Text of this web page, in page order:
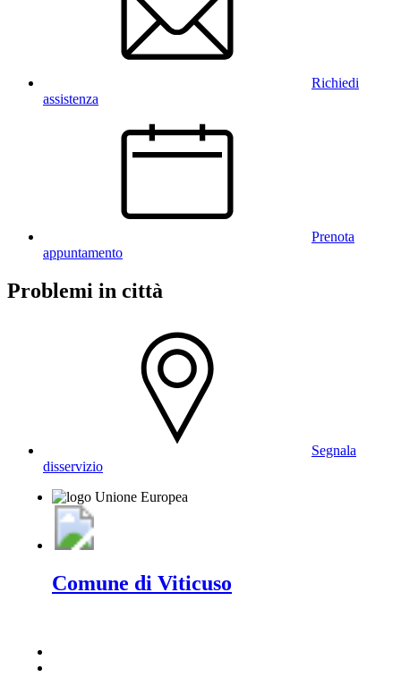
Richiedi
assistenza
Prenota
appuntamento
Problemi in città
Segnala
disservizio
Comune di Viticuso